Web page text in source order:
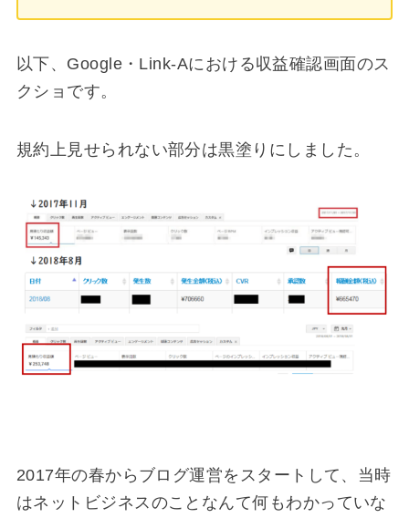
以下、Google・Link-Aにおける収益確認画面のス
クショです。
規約上見せられない部分は黒塗りにしました。
2017年の春からブログ運営をスタートして、当時
はネットビジネスのことなんて何もわかっていな